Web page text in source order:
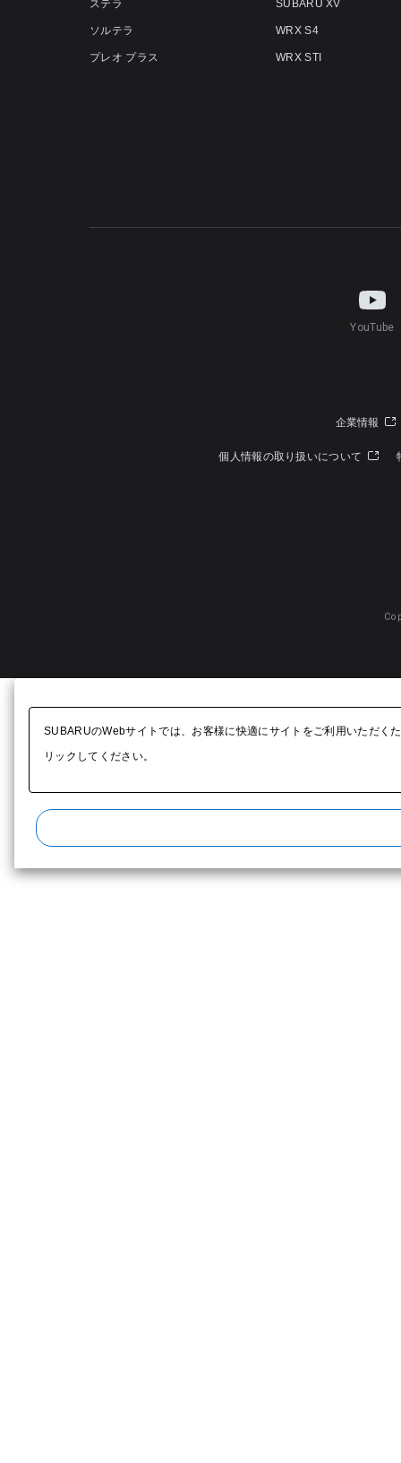
ステラ
ソルテラ
プレオ プラス
SUBARU XV
WRX S4
WRX STI
YouTube
企業情報
個人情報の取り扱いについて
SUBARUのWebサイトでは、お客様に快適にサイトをご利用いただく
リックしてください。​